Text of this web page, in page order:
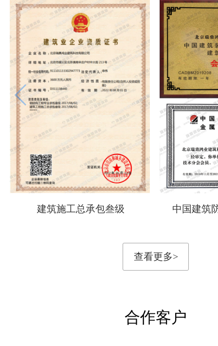
建筑施工总承包叁级 中国建筑
查看更多>
合作客户